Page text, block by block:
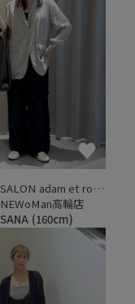
SALON adam et ropé
NEWoMan高輪店
SANA (160cm)